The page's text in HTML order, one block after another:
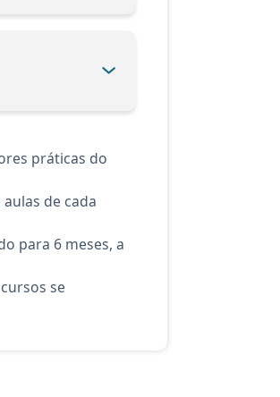
práticas do
de cada
para 6 meses, a
se